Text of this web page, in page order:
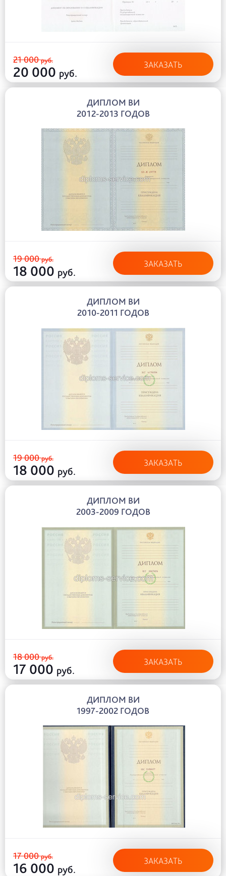
21 000руб.
20 000 руб.
ЗАКАЗАТЬ
ДИПЛОМ ВИ
2012-2013 ГОДОВ
19 000руб.
18 000 руб.
ЗАКАЗАТЬ
ДИПЛОМ ВИ
2010-2011 ГОДОВ
19 000руб.
18 000 руб.
ЗАКАЗАТЬ
ДИПЛОМ ВИ
2003-2009 ГОДОВ
18 000руб.
17 000 руб.
ЗАКАЗАТЬ
ДИПЛОМ ВИ
1997-2002 ГОДОВ
17 000руб.
16 000 руб.
ЗАКАЗАТЬ